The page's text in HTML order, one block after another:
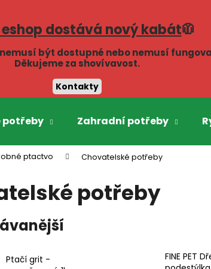
eshop dostává nový kabát🧥
být dostupné nebo nemusí
Děkujeme za shovívavost.
Kontakty
potřeby Zahradní potřeby
ptactvo Chovatelské potřeby
potřeby
Ptačí grit -
FINE PET
najít?